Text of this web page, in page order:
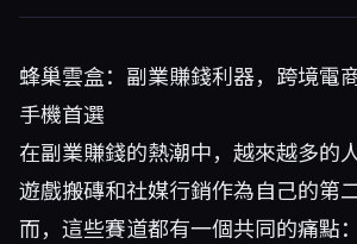
蜂巢雲盒：副業賺錢利器，跨境電
手機首選
在副業賺錢的熱潮中，越來越多的
遊戲搬磚和社媒行銷作為自己的第
而，這些賽道都有一個共同的痛點